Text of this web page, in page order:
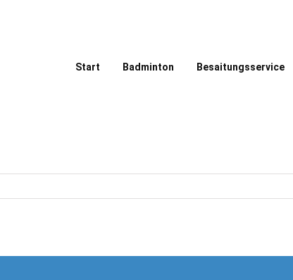
Start Badminton Besaitungsservice